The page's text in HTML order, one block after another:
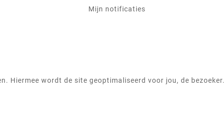
Mijn notificaties
Hiermee wordt de site geoptimaliseerd voor jou, de bezoeker.